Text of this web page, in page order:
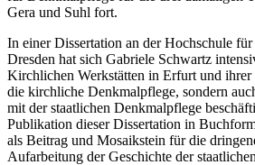
Gera und Suhl fort.
In einer Dissertation an der Hochschule
Dresden hat sich Gabriele Schwartz
Kirchlichen Werkstätten in Erfurt und
die kirchliche Denkmalpflege, sondern
mit der staatlichen Denkmalpflege
Publikation dieser Dissertation in
als Beitrag und Mosaikstein für die
Aufarbeitung der Geschichte der